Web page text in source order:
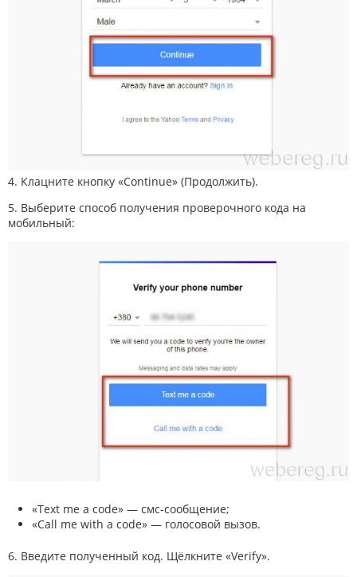
4. Клацните кнопку «Continue» (Продолжить).
5. Выберите способ получения проверочного кода на
мобильный:
«Text me a code» — смс-сообщение;
«Call me with a code» — голосовой вызов.
6. Введите полученный код. Щёлкните «Verify».